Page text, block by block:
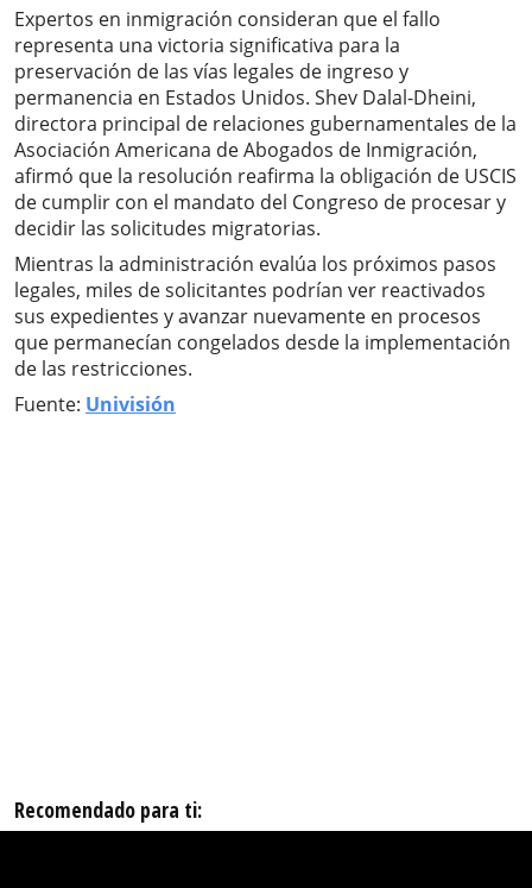
Expertos en inmigración consideran que el fallo
representa una victoria significativa para la
preservación de las vías legales de ingreso y
permanencia en Estados Unidos. Shev Dalal-Dheini,
directora principal de relaciones gubernamentales de la
Asociación Americana de Abogados de Inmigración,
afirmó que la resolución reafirma la obligación de USCIS
de cumplir con el mandato del Congreso de procesar y
decidir las solicitudes migratorias.
Mientras la administración evalúa los próximos pasos
legales, miles de solicitantes podrían ver reactivados
sus expedientes y avanzar nuevamente en procesos
que permanecían congelados desde la implementación
de las restricciones.
Fuente: Univisión
Recomendado para ti: